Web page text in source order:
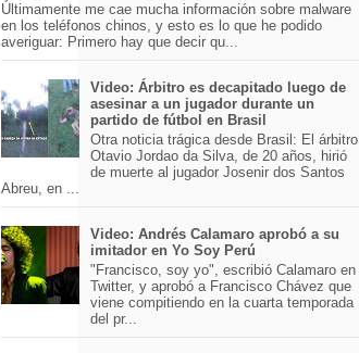
Últimamente me cae mucha información sobre malware
en los teléfonos chinos, y esto es lo que he podido
averiguar: Primero hay que decir qu...
Video: Árbitro es decapitado luego de
asesinar a un jugador durante un
partido de fútbol en Brasil
Otra noticia trágica desde Brasil: El árbitro
Otavio Jordao da Silva, de 20 años, hirió
de muerte al jugador Josenir dos Santos
Abreu, en ...
Video: Andrés Calamaro aprobó a su
imitador en Yo Soy Perú
"Francisco, soy yo", escribió Calamaro en
Twitter, y aprobó a Francisco Chávez que
viene compitiendo en la cuarta temporada
del pr...